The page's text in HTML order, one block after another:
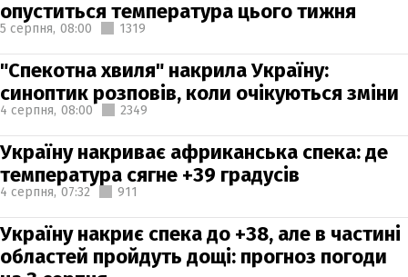
опуститься температура цього тижня
5 серпня, 08:00 1319
"Спекотна хвиля" накрила Україну:
синоптик розповів, коли очікуються зміни
4 серпня, 08:00 2349
Україну накриває африканська спека: де
температура сягне +39 градусів
4 серпня, 07:32 911
Україну накриє спека до +38, але в частині
областей пройдуть дощі: прогноз погоди